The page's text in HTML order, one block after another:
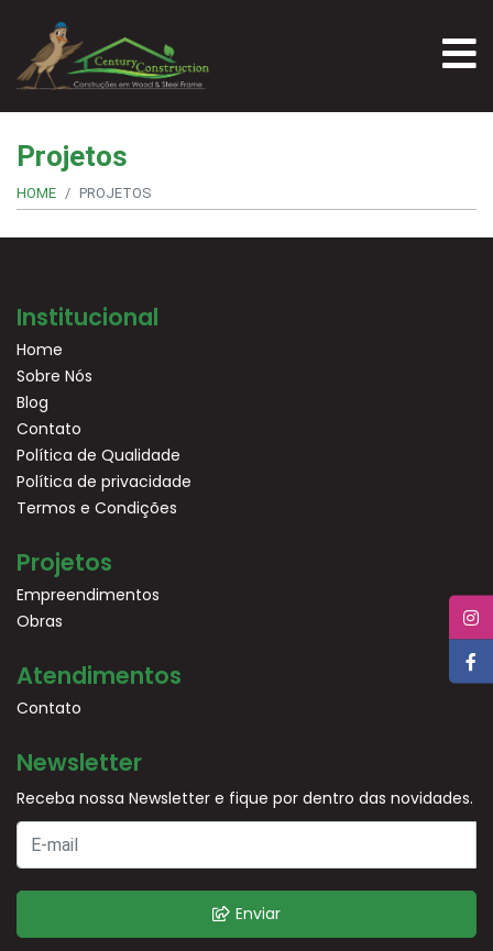
Projetos
HOME PROJETOS
Institucional
Home
Sobre Nós
Blog
Contato
Política de Qualidade
Política de privacidade
Termos e Condições
Projetos
Empreendimentos
Obras
Atendimentos
Contato
Newsletter
Receba nossa Newsletter e fique por dentro das novidades.
Enviar